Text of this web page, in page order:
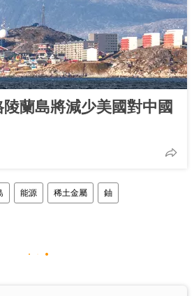
蘭島將減少美國對中國
能源 稀土金屬 鈾